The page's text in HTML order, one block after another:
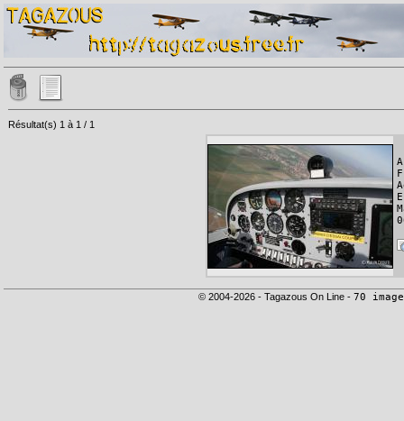
Résultat(s) 1 à 1 / 1
© 2004-2026 - Tagazous On Line - 70